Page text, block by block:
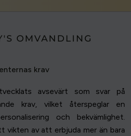
OMVANDLING
krav
avsevärt som svar på
krav, vilket återspeglar en
och bekvämlighet.
vikten av att erbjuda mer än bara